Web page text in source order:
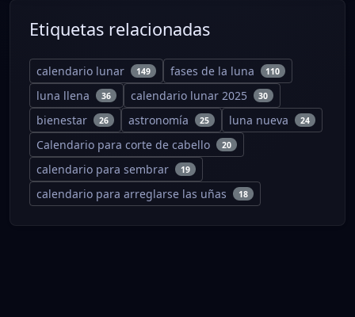
Etiquetas relacionadas
calendario lunar 149 fases de la luna 110
luna llena 36 calendario lunar 2025 30
bienestar 26 astronomía 25 luna nueva 24
Calendario para corte de cabello 20
calendario para sembrar 19
calendario para arreglarse las uñas 18